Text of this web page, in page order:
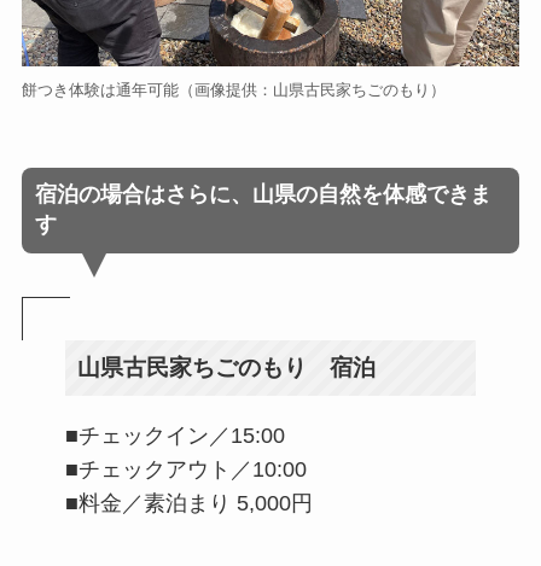
餅つき体験は通年可能（画像提供：山県古民家ちごのもり）
宿泊の場合はさらに、山県の自然を体感できま
す
山県古民家ちごのもり 宿泊
■チェックイン／15:00
■チェックアウト／10:00
■料金／素泊まり 5,000円